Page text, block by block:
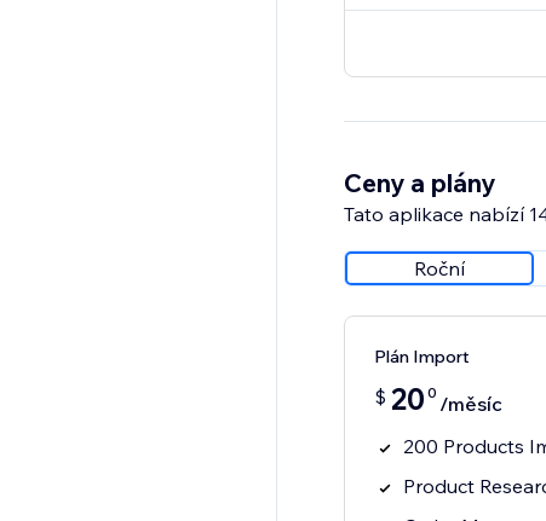
Ceny a plány
Tato aplikace nabízí
Roční
Plán Import
$ 20 0 /měsíc
200 Products
Product